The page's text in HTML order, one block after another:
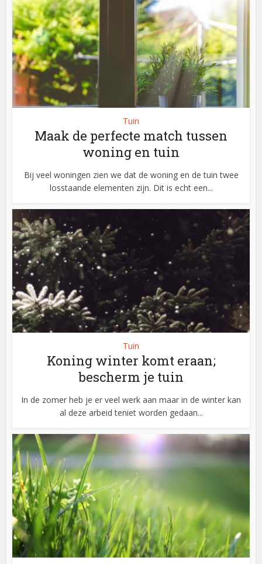
Tuin
Maak de perfecte match tussen
woning en tuin
Bij veel woningen zien we dat de woning en de tuin twee
losstaande elementen zijn. Dit is echt een...
Tuin
Koning winter komt eraan;
bescherm je tuin
In de zomer heb je er veel werk aan maar in de winter kan
al deze arbeid teniet worden gedaan...